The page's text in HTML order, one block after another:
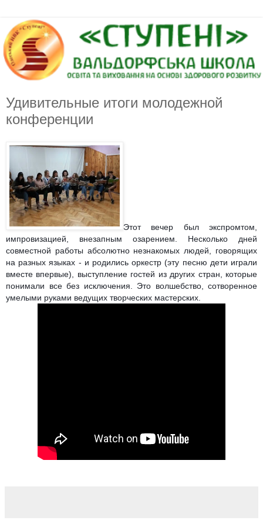
Удивительные итоги молодежной
конференции
Этот вечер был экспромтом,
импровизацией, внезапным озарением. Несколько дней
совместной работы абсолютно незнакомых людей, говорящих
на разных языках - и родились оркестр(эту песню дети играли
вместе впервые) , выступление гостей из других стран, которые
понимали все без исключения. Это волшебство, сотворенное
умелыми руками ведущих творческих мастерских.